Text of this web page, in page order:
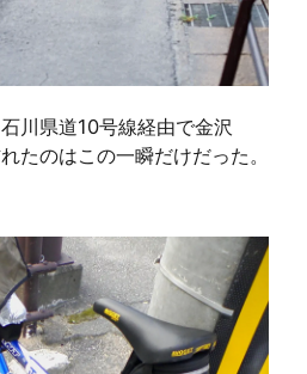
川県道10号線経由で金沢
たのはこの一瞬だけだった。